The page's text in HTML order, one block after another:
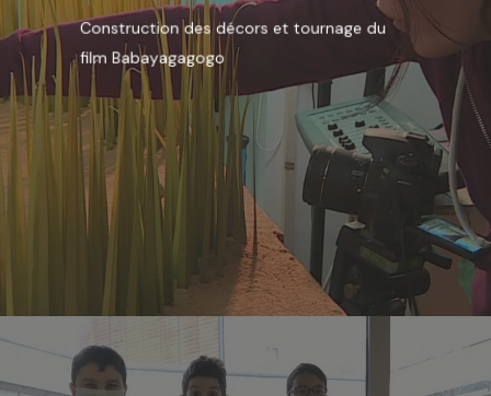
Construction des décors et tournage du
film Babayagagogo